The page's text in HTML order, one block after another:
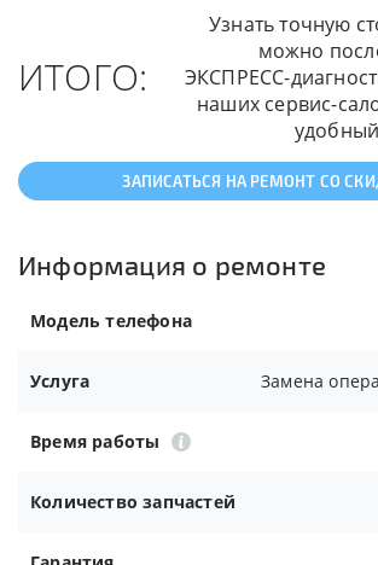
ИТОГО:
Узнать точную
можно
ЭКСПРЕСС-
наших сервис-
ЗАПИСАТЬСЯ НА РЕМОНТ СО
Информация о ремонте
Модель телефона
Услуга Замена
Время работы
Количество запчастей